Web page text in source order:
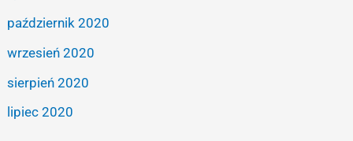
październik 2020
wrzesień 2020
sierpień 2020
lipiec 2020